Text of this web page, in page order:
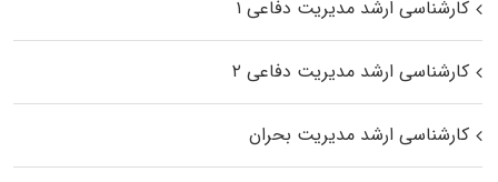
کارشناسی ارشد مدیریت دفاعی ۱
کارشناسی ارشد مدیریت دفاعی ۲
کارشناسی ارشد مدیریت بحران